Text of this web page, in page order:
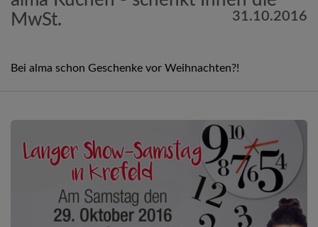
MwSt.
31.10.2016
Bei alma schon Geschenke vor Weihnachten?!